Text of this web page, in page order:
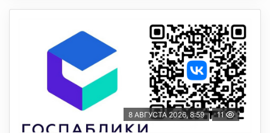
8 АВГУСТА 2026, 8:59 11